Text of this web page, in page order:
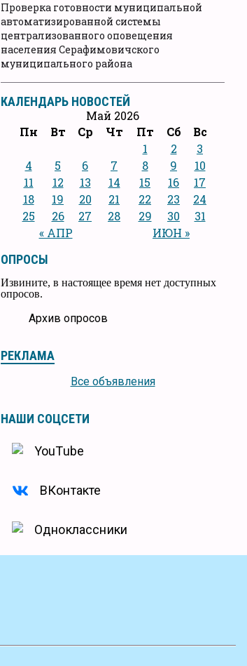
Проверка готовности муниципальной
автоматизированной системы
централизованного оповещения
населения Серафимовичского
муниципального района
КАЛЕНДАРЬ НОВОСТЕЙ
Май 2026
Пн
Вт Ср Чт Пт Сб Вс
« АПР ИЮН »
1 2
3
4
5 6 7 8 9
10
11
12 13 14 15 16
17
18
19 20 21 22 23
24
25
26 27 28 29 30 31
ОПРОСЫ
Извините, в настоящее время нет доступных
опросов.
Архив опросов
РЕКЛАМА
Все объявления
НАШИ СОЦСЕТИ
YouTube
ВКонтакте
Одноклассники